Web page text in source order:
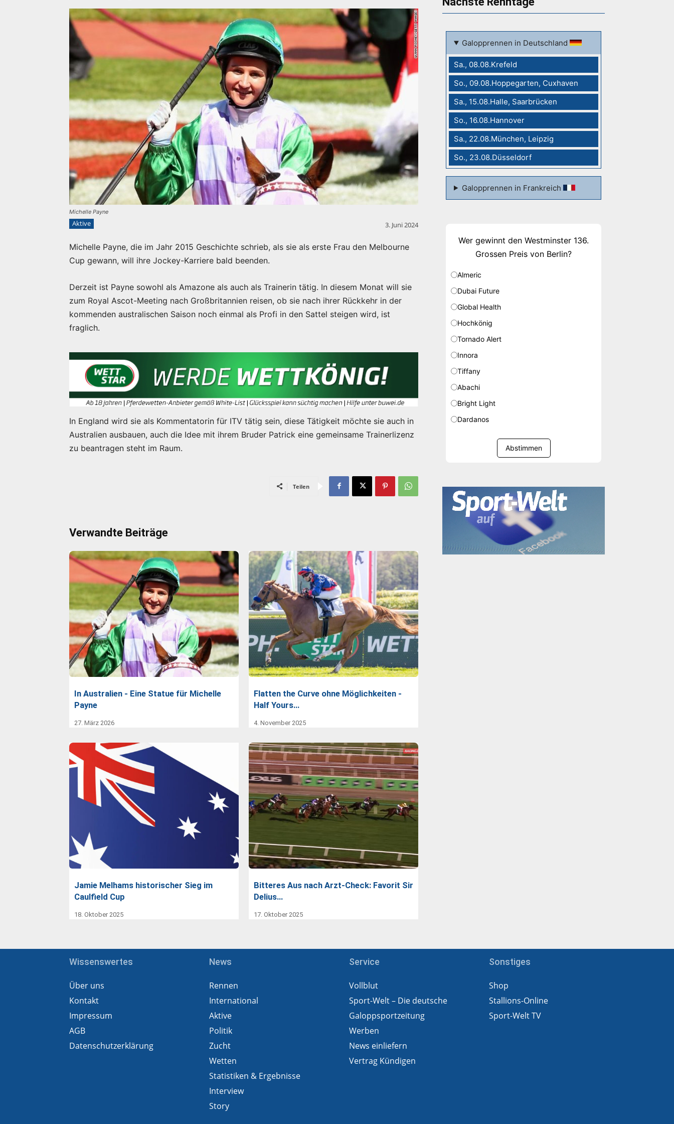
Michelle Payne
Aktive 3. Juni 2024
Michelle Payne, die im Jahr 2015 Geschichte schrieb, als sie als erste Frau den Melbourne
Cup gewann, will ihre Jockey-Karriere bald beenden.
Derzeit ist Payne sowohl als Amazone als auch als Trainerin tätig. In diesem Monat will sie
zum Royal Ascot-Meeting nach Großbritannien reisen, ob sie nach ihrer Rückkehr in der
kommenden australischen Saison noch einmal als Profi in den Sattel steigen wird, ist
fraglich.
In England wird sie als Kommentatorin für ITV tätig sein, diese Tätigkeit möchte sie auch in
Australien ausbauen, auch die Idee mit ihrem Bruder Patrick eine gemeinsame Trainerlizenz
zu beantragen steht im Raum.
Teilen
Verwandte Beiträge
In Australien - Eine Statue für Michelle
Payne
27. März 2026
Flatten the Curve ohne Möglichkeiten -
Half Yours…
4. November 2025
Jamie Melhams historischer Sieg im
Caulfield Cup
18. Oktober 2025
Bitteres Aus nach Arzt-Check: Favorit Sir
Delius…
17. Oktober 2025
Galopprennen in Deutschland
Sa., 08.08.Krefeld
So., 09.08.Hoppegarten, Cuxhaven
Sa., 15.08.Halle, Saarbrücken
So., 16.08.Hannover
Sa., 22.08.München, Leipzig
So., 23.08.Düsseldorf
Galopprennen in Frankreich
Wer gewinnt den Westminster 136.
Grossen Preis von Berlin?
Almeric
Dubai Future
Global Health
Hochkönig
Tornado Alert
Innora
Tiffany
Abachi
Bright Light
Dardanos
Abstimmen
Wissenswertes
Über uns
Kontakt
Impressum
AGB
Datenschutzerklärung
News
Rennen
International
Aktive
Politik
Zucht
Wetten
Statistiken & Ergebnisse
Interview
Story
Service
Vollblut
Sport-Welt – Die deutsche
Galoppsportzeitung
Werben
News einliefern
Vertrag Kündigen
Sonstiges
Shop
Stallions-Online
Sport-Welt TV